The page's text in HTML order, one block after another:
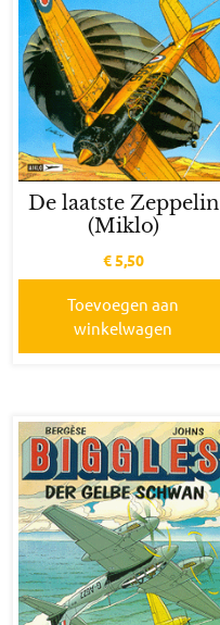
De laatste Zeppelin
(Miklo)
€5,50
Toevoegen aan
winkelwagen